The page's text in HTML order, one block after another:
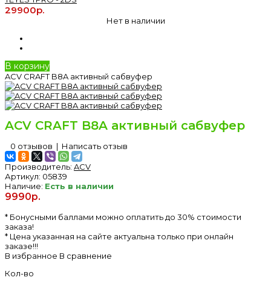
29900р.
Нет в наличии
В корзину
ACV CRAFT B8A активный сабвуфер
ACV CRAFT B8A активный сабвуфер
0 отзывов | Написать отзыв
Производитель: ACV
Артикул: 05839
Наличие: Есть в наличии
9990р.
* Бонусными баллами можно оплатить до 30% стоимости
заказа!
* Цена указанная на сайте актуальна только при онлайн
заказе!!!
В избранное В сравнение
Кол-во